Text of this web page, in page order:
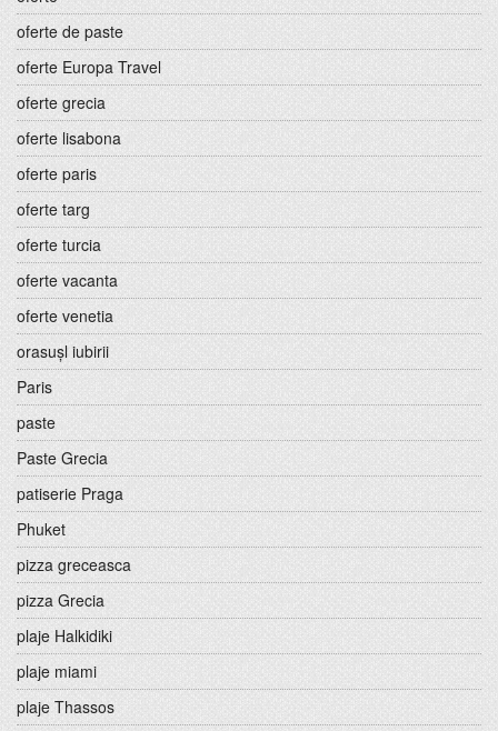
oferte de paste
oferte Europa Travel
oferte grecia
oferte lisabona
oferte paris
oferte targ
oferte turcia
oferte vacanta
oferte venetia
orasușl iubirii
Paris
paste
Paste Grecia
patiserie Praga
Phuket
pizza greceasca
pizza Grecia
plaje Halkidiki
plaje miami
plaje Thassos